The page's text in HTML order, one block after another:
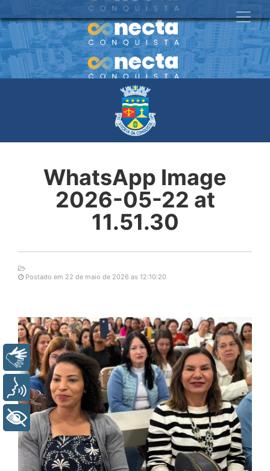
WhatsApp Image
2026-05-22 at
11.51.30
Postado em 22 de maio de 2026 as 12:10:20
Libras
Voz
+ Acessibilidade